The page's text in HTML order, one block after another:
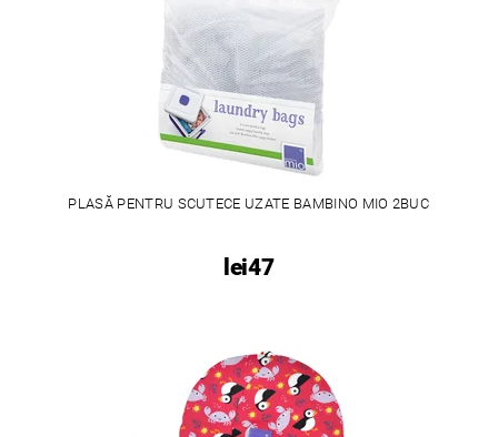
PLASĂ PENTRU SCUTECE UZATE BAMBINO MIO 2BUC
lei47